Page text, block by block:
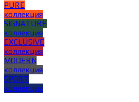
PURE
коллекция
SIGNATURE
коллекция
EXCLUSIVE
коллекция
MODERN
коллекция
SPORT
коллекция